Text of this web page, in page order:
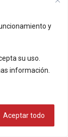
y
su uso.
información.
Aceptar todo